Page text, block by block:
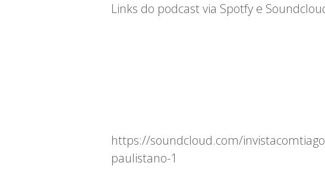
Links do podcast via Spotfy e
https://soundcloud.com/
paulistano-1